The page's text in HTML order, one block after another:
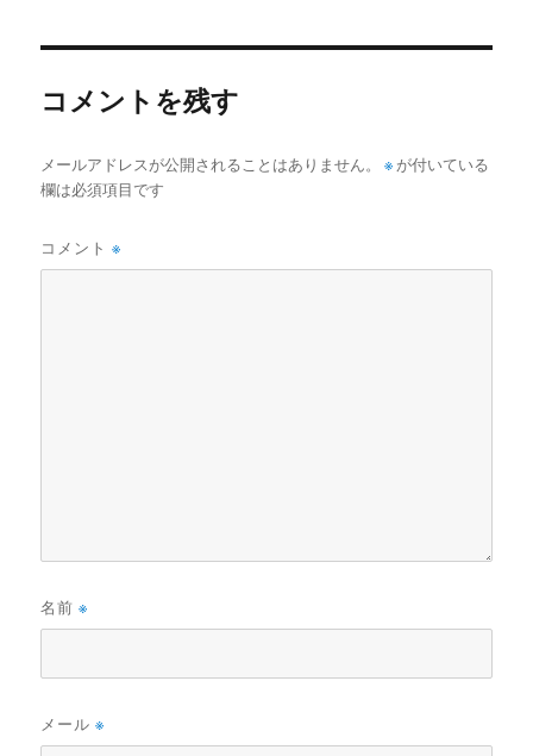
コメントを残す
メールアドレスが公開されることはありません。 ※ が付いている
欄は必須項目です
コメント※
名前※
メール※